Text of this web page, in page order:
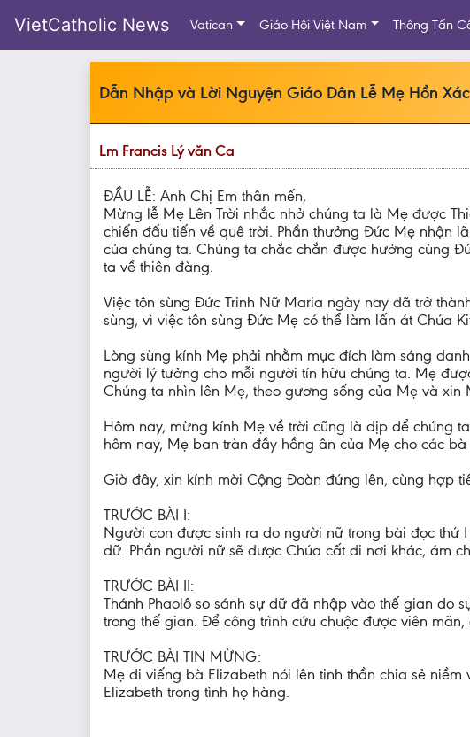
VietCatholic News Vatican Giáo Hội Việt Nam Thông Tấn
Dẫn Nhập và Lời Nguyện Giáo Dân Lễ Mẹ Hồn
Lm Francis Lý văn Ca
ÐẦU LỄ: Anh Chị Em thân mến,
Mừng lễ Mẹ Lên Trời nhắc nhở chúng ta là Mẹ được
chiến đấu tiến về quê trời. Phần thưởng Đức Mẹ nhận
của chúng ta. Chúng ta chắc chắn được hưởng cùng
ta về thiên đàng.
Việc tôn sùng Ðức Trinh Nữ Maria ngày nay đã trở
sùng, vì việc tôn sùng Ðức Mẹ có thể làm lấn át Chúa
Lòng sùng kính Mẹ phải nhằm mục đích làm sáng
người lý tưởng cho mỗi người tín hữu chúng ta. Mẹ
Chúng ta nhìn lên Mẹ, theo gương sống của Mẹ và
Hôm nay, mừng kính Mẹ về trời cũng là dịp để chúng
hôm nay, Mẹ ban tràn đầy hồng ân của Mẹ cho các
Giờ đây, xin kính mời Cộng Ðoàn đứng lên, cùng hợp
TRƯỚC BÀI I:
Người con được sinh ra do người nữ trong bài đọc thứ
dữ. Phần người nữ sẽ được Chúa cất đi nơi khác, ám
TRƯỚC BÀI II:
Thánh Phaolô so sánh sự dữ đã nhập vào thế gian
trong thế gian. Ðể công trình cứu chuộc được viên
TRƯỚC BÀI TIN MỪNG:
Mẹ đi viếng bà Elizabeth nói lên tinh thần chia sẻ
Elizabeth trong tình họ hàng.